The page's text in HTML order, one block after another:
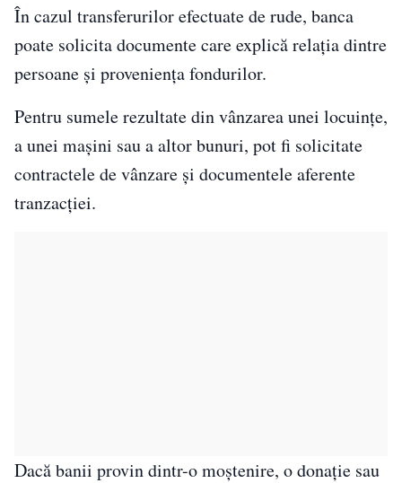
În cazul transferurilor efectuate de rude, banca
poate solicita documente care explică relația dintre
persoane și proveniența fondurilor.
Pentru sumele rezultate din vânzarea unei locuințe,
a unei mașini sau a altor bunuri, pot fi solicitate
contractele de vânzare și documentele aferente
tranzacției.
Dacă banii provin dintr-o moștenire, o donație sau